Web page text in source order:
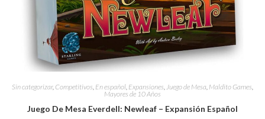
Sin categorizar, Competitivos, En español, Expansiones,Juego de Mesa, Maldito Games,
Mayores de 10 Años
Juego De Mesa Everdell: Newleaf – Expansión Español